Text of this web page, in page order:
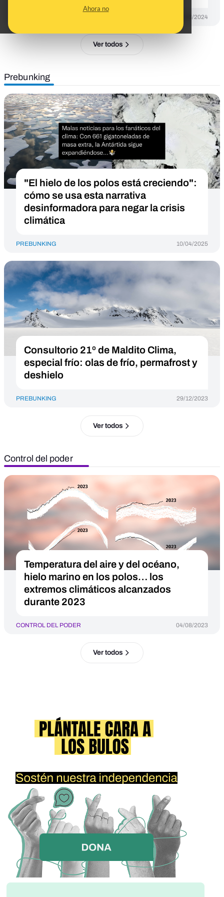
Ahora no
22/03/2024
Ver todos
Prebunking
"El hielo de los polos está creciendo":
cómo se usa esta narrativa
desinformadora para negar la crisis
climática
PREBUNKING 10/04/2025
Consultorio 21º de Maldito Clima,
especial frío: olas de frío, permafrost y
deshielo
PREBUNKING 29/12/2023
Ver todos
Control del poder
Temperatura del aire y del océano,
hielo marino en los polos… los
extremos climáticos alcanzados
durante 2023
CONTROL DEL PODER 04/08/2023
Ver todos